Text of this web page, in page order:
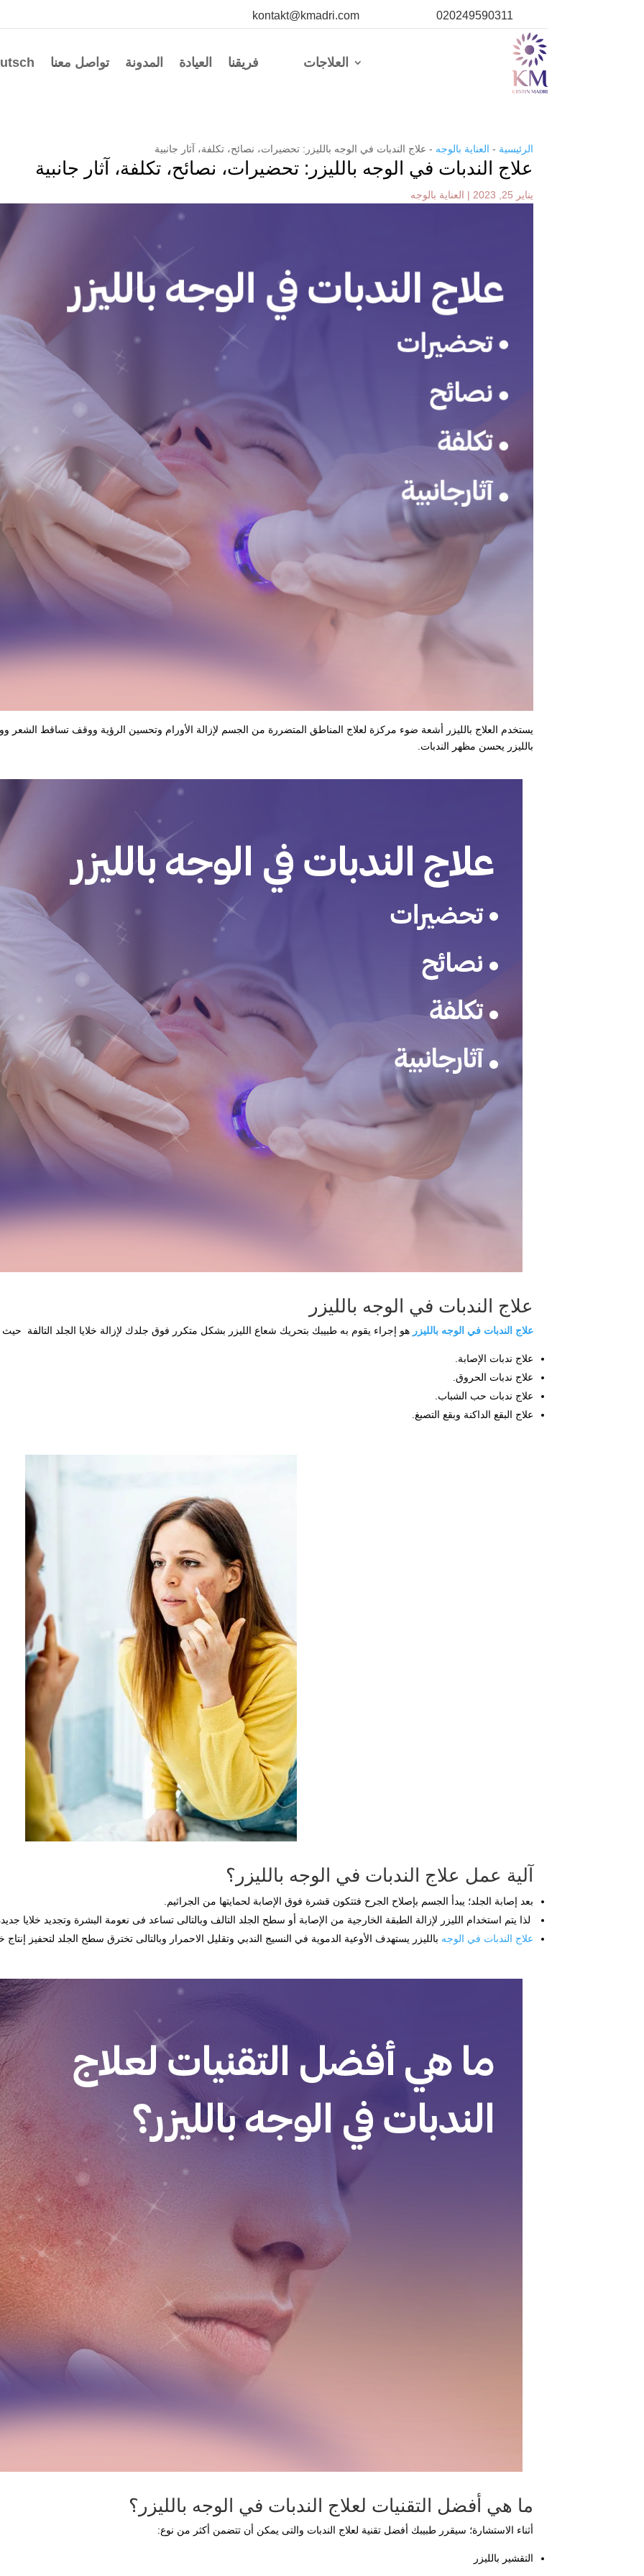
kontakt@kmadri.com 020249590311
العلاجات فريقنا العيادة المدونة تواصل معنا
الرئيسية - العناية بالوجه - علاج الندبات في الوجه بالليزر: تحضيرات، نصائح، تكلفة، آثار جانبية
علاج الندبات في الوجه بالليزر: تحضيرات، نصائح، تكلفة، آثار جانبية
يناير 25, 2023 | العناية بالوجه
يستخدم العلاج بالليزر أشعة ضوء مركزة لعلاج المناطق المتضررة من الجسم لإزالة الأورام وتحسين الرؤية ووقف تساقط الشعر
بالليزر يحسن مظهر الندبات.
علاج الندبات في الوجه بالليزر
علاج الندبات في الوجه بالليزر هو إجراء يقوم به طبيبك بتحريك شعاع الليزر بشكل متكرر فوق جلدك لإزالة خلايا الجلد التالفة حيث
علاج ندبات الإصابة.
علاج ندبات الحروق.
علاج ندبات حب الشباب.
علاج البقع الداكنة وبقع التصبغ.
آلية عمل علاج الندبات في الوجه بالليزر؟
بعد إصابة الجلد؛ يبدأ الجسم بإصلاح الجرح فتتكون قشرة فوق الإصابة لحمايتها من الجراثيم.
لذا يتم استخدام الليزر لإزالة الطبقة الخارجية من الإصابة أو سطح الجلد التالف وبالتالى تساعد فى نعومة البشرة وتجديد خلايا
علاج الندبات في الوجه بالليزر يستهدف الأوعية الدموية في النسيج الندبي وتقليل الاحمرار وبالتالى تخترق سطح الجلد لتحفيز إنتاج
ما هي أفضل التقنيات لعلاج الندبات في الوجه بالليزر؟
أثناء الاستشارة؛ سيقرر طبيبك أفضل تقنية لعلاج الندبات والتى يمكن أن تتضمن أكثر من نوع:
التقشير بالليزر